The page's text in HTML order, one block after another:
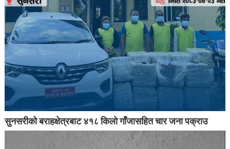
सुनसरीको बराहक्षेत्रबाट ४१८ किलो गाँजासहित चार जना पक्राउ